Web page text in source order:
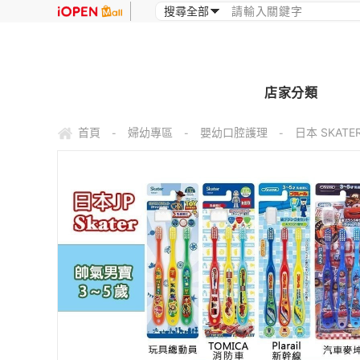
店家分類
首頁 - 婦幼專區 - 嬰幼口腔護理 - 日本